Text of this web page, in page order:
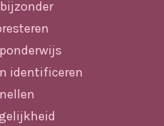
identificeren